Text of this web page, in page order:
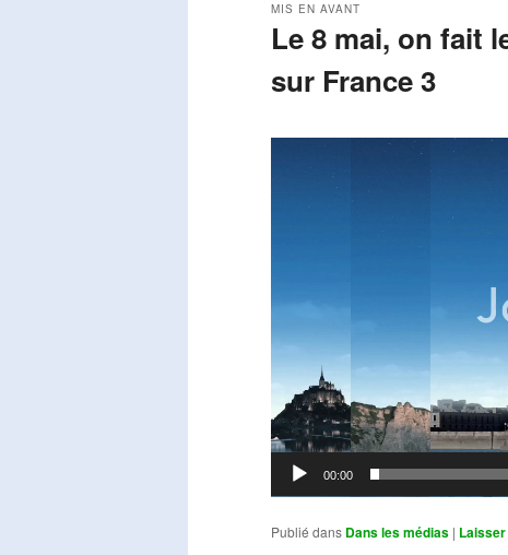
Le 8 mai, on fait
sur France 3
MIS EN AVANT
00:00
Publié dans Dans les médias |